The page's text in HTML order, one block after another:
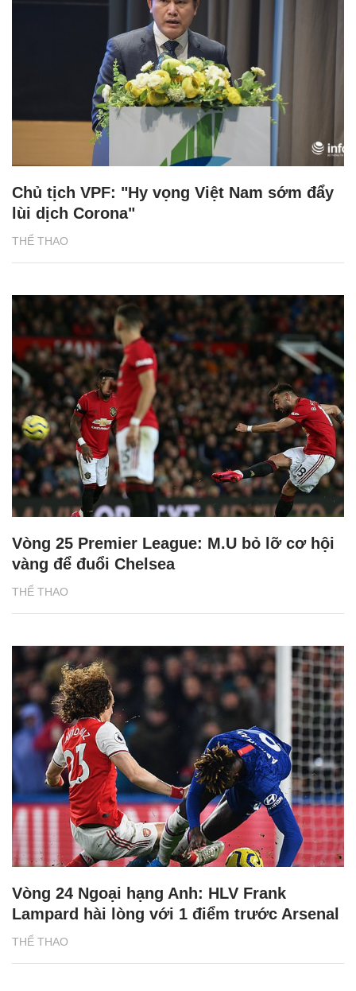
THỂ THAO
Chủ tịch VPF: "Hy vọng Việt Nam sớm đẩy
lùi dịch Corona"
THỂ THAO
Vòng 25 Premier League: M.U bỏ lỡ cơ hội
vàng để đuổi Chelsea
THỂ THAO
Vòng 24 Ngoại hạng Anh: HLV Frank
Lampard hài lòng với 1 điểm trước Arsenal